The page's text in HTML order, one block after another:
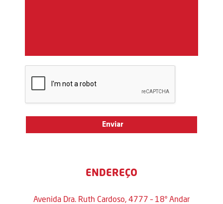
ENDEREÇO
Avenida Dra. Ruth Cardoso, 4777 – 18º Andar